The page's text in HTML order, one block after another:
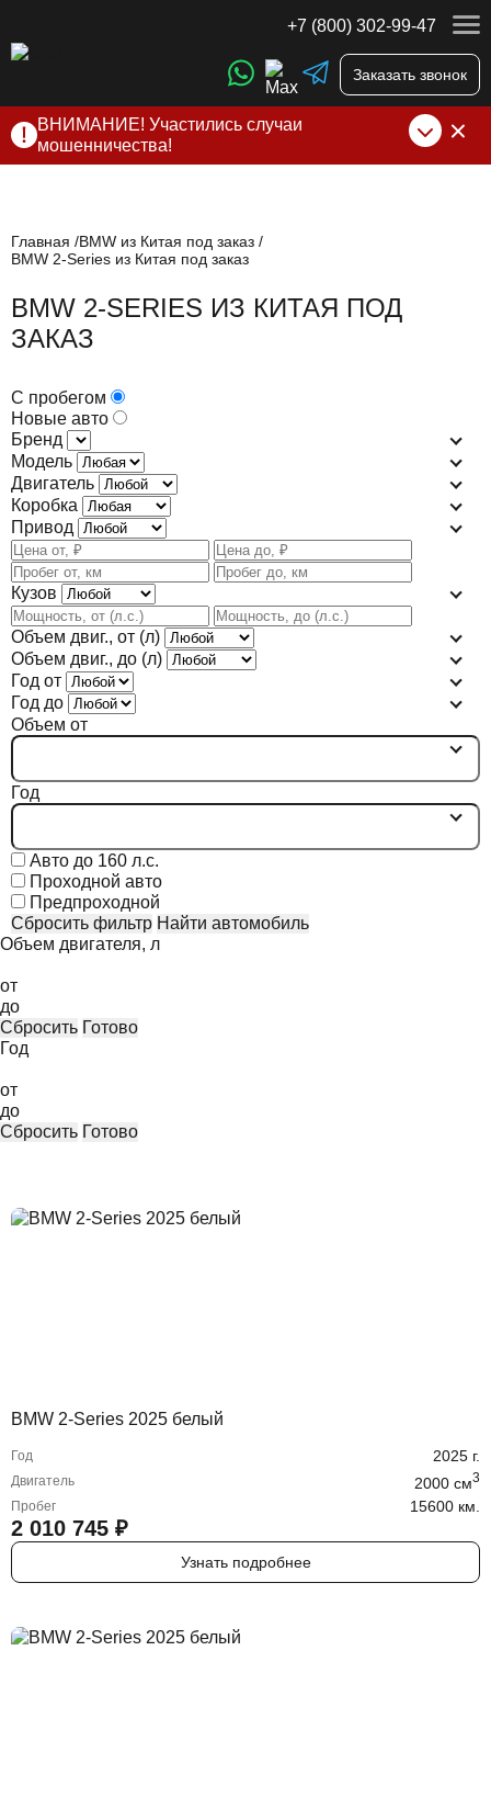
+7 (800) 302-99-47
Заказать звонок
ВНИМАНИЕ! Участились случаи
мошенничества!
нами по официальнымконтактам
и на сайте
Главная
BMW из Китая под заказ
BMW 2-Series из Китая под заказ
BMW 2-SERIES ИЗ КИТАЯ ПОД
ЗАКАЗ
С пробегом
Новые авто
Бренд
Модель
Двигатель
Коробка
Привод
Кузов
Объем двиг., от (л)
Объем двиг., до (л)
Год от
Год до
Объем от
Год
Авто до 160 л.с.
Проходной авто
Предпроходной
Сбросить фильтр
Найти автомобиль
Объем двигателя, л
от
до
Сбросить Готово
Год
от
до
Сбросить Готово
BMW 2-Series 2025 белый
Год 2025 г.
Двигатель 2000 cм3
Пробег 15600 км.
2 010 745 ₽
Узнать подробнее